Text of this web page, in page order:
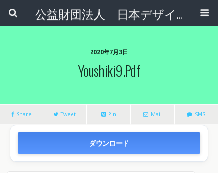
公益財団法人 日本デザインナンバー財団
2020年7月3日
Youshiki9.pdf
Share Tweet Pin Mail SMS
ダウンロード